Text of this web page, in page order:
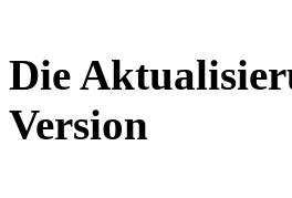
Die
Version